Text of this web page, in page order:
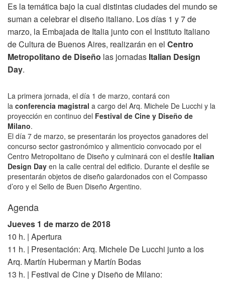
Es la temática bajo la cual distintas ciudades del mundo se
suman a celebrar el diseño italiano. Los días 1 y 7 de
marzo, la Embajada de Italia junto con el Instituto Italiano
de Cultura de Buenos Aires, realizarán en el Centro
Metropolitano de Diseño las jornadas Italian Design
Day.
La primera jornada, el día 1 de marzo, contará con
la conferencia magistral a cargo del Arq. Michele De Lucchi y la
proyección en continuo del Festival de Cine y Diseño de
Milano.
El día 7 de marzo, se presentarán los proyectos ganadores del
concurso sector gastronómico y alimenticio convocado por el
Centro Metropolitano de Diseño y culminará con el desfile Italian
Design Day en la calle central del edificio. Durante el desfile se
presentarán objetos de diseño galardonados con el Compasso
d’oro y el Sello de Buen Diseño Argentino.
Agenda
Jueves 1 de marzo de 2018
10 h. | Apertura
11 h. | Presentación: Arq. Michele De Lucchi junto a los
Arq. Martín Huberman y Martín Bodas
13 h. | Festival de Cine y Diseño de Milano: